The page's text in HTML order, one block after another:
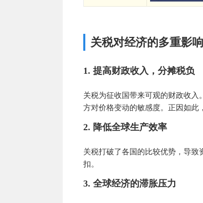
关税对经济的多重影响
1. 提高财政收入，分摊税负
关税为征收国带来可观的财政收入
方对价格变动的敏感度。正因如此
2. 降低全球生产效率
关税打破了各国的比较优势，导
扣。
3. 全球经济的滞胀压力